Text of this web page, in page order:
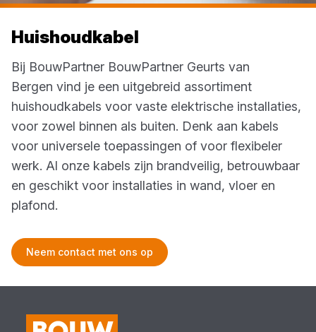
Huishoudkabel
Bij BouwPartner BouwPartner Geurts van
Bergen vind je een uitgebreid assortiment
huishoudkabels voor vaste elektrische installaties,
voor zowel binnen als buiten. Denk aan kabels
voor universele toepassingen of voor flexibeler
werk. Al onze kabels zijn brandveilig, betrouwbaar
en geschikt voor installaties in wand, vloer en
plafond.
Neem contact met ons op